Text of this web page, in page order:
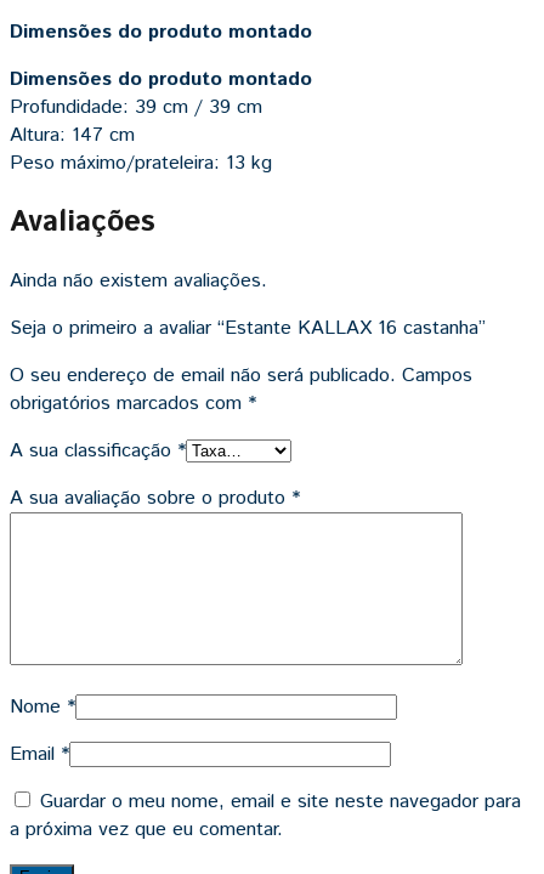
Dimensões do produto montado
Dimensões do produto montado
Profundidade: 39 cm / 39 cm
Altura: 147 cm
Peso máximo/prateleira: 13 kg
Avaliações
Ainda não existem avaliações.
Seja o primeiro a avaliar “Estante KALLAX 16 castanha”
O seu endereço de email não será publicado. Campos
obrigatórios marcados com *
A sua classificação *
A sua avaliação sobre o produto *
Nome *
Email *
Guardar o meu nome, email e site neste navegador para
a próxima vez que eu comentar.